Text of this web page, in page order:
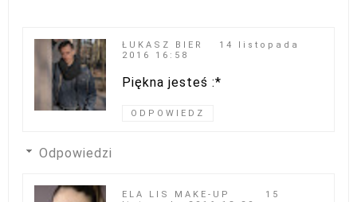
ŁUKASZ BIER
14 listopada
2016 16:58
Piękna jesteś :*
ODPOWIEDZ
Odpowiedzi
ELA LIS MAKE-UP
15